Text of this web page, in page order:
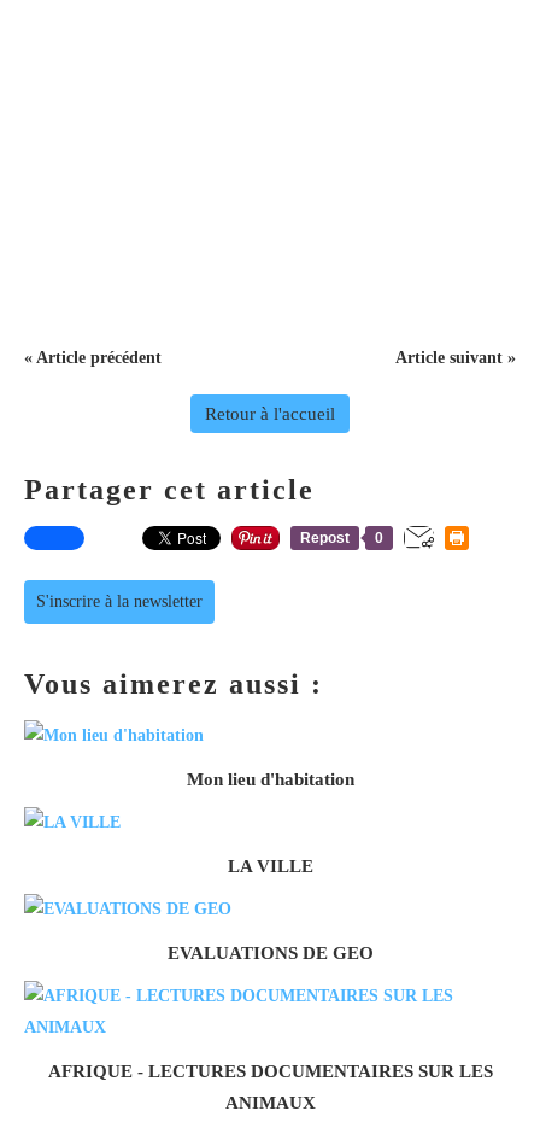
« Article précédent Article suivant »
Retour à l'accueil
Partager cet article
Repost 0
S'inscrire à la newsletter
Vous aimerez aussi :
Mon lieu d'habitation
LA VILLE
EVALUATIONS DE GEO
AFRIQUE - LECTURES DOCUMENTAIRES SUR LES
ANIMAUX